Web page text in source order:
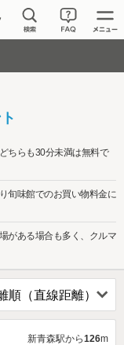
ちらも30分未満は無料で
旬味館でのお買い物料金に
がある場合も多く、クルマ
新青森駅から126m